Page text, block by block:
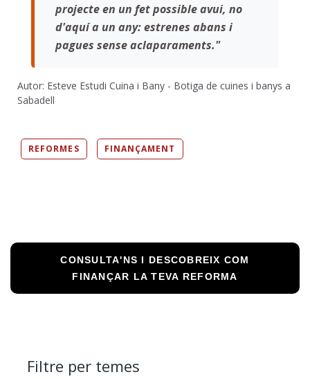
projecte en un fet possible avui, no
d'aquí a un any: estrenes abans i
pagues sense aclaparaments."
Autor: Esteve Estudi Cuina i Bany - Botiga de cuines i banys a
Sabadell
REFORMES FINANÇAMENT
CONSULTA'NS I DESCOBREIX COM
FINANÇAR LA TEVA REFORMA
Filtre per temes